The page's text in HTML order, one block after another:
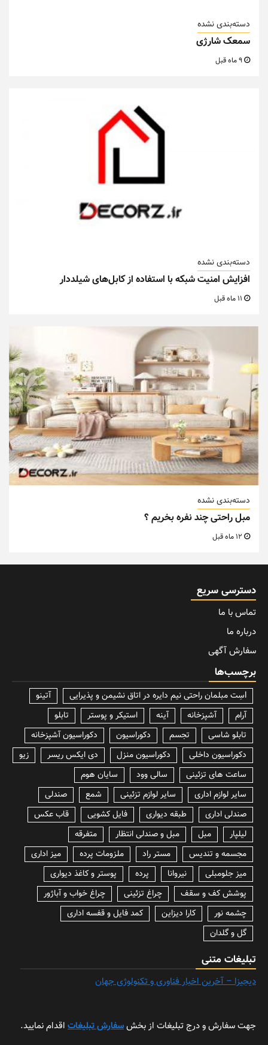
دسته‌بندی نشده
سمعک شارژی
دسته‌بندی نشده
افزایش امنیت شبکه با استفاده از کابل‌های شیلددار
دسته‌بندی نشده
مبل راحتی چند نفره بخریم ؟
دسترسی سریع
تماس با ما
درباره ما
سفارش آگهی
برچسب‌ها
lسِت مبلمان راحتی نیم دایره در اتاق نشیمن و پذیرایی
آتینو
آرام
آشپزخانه آینه استیکر و پوستر
تابلو
تابلو شاسی
تجسم دکوراسیون
دکوراسیون آشپزخانه
دکوراسیون داخلی
دکوراسیون منزل دی ایکس ریسر
زیو
ساعت های تزئینی
سالی وود
سایان هوم
سایر لوازم اداری
سایر لوازم تزئینی شمع
صندلی
صندلی اداری
طبقه دیواری فایل کشویی
قاب عکس
لیلپار
مبل مبل و صندلی انتظار
متفرقه
مجسمه و تندیس
مستر راد ملزومات پرده
میز اداری
میز جلومبلی
نیروانا پرده
پوستر و کاغذ دیواری
پوشش کف و سقف
چراغ تزئینی
چراغ خواب و آباژور
چشمه نور
کارا دیزاین
کمد فایل و قفسه اداری
گل و گلدان
تبلیغات متنی
دیجیزا – آخرین اخبار فناوری و تکنولوژی جهان
جهت سفارش و درج تبلیغات از بخشسفارش تبلیغات اقدام نمایید.